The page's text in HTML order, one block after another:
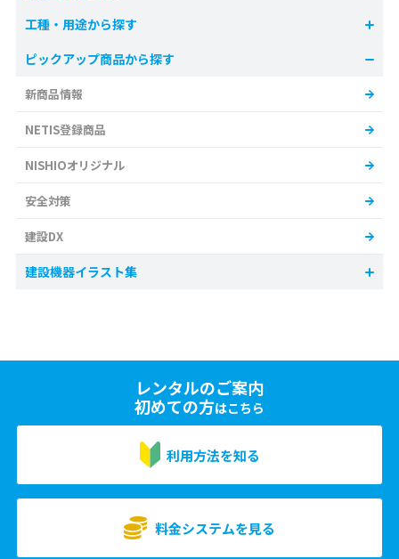
工種・用途から探す
ピックアップ商品から探す
新商品情報
NETIS登録商品
NISHIOオリジナル
安全対策
建設DX
建設機器イラスト集
レンタルのご案内
初めての方はこちら
利用方法を知る
料金システムを見る